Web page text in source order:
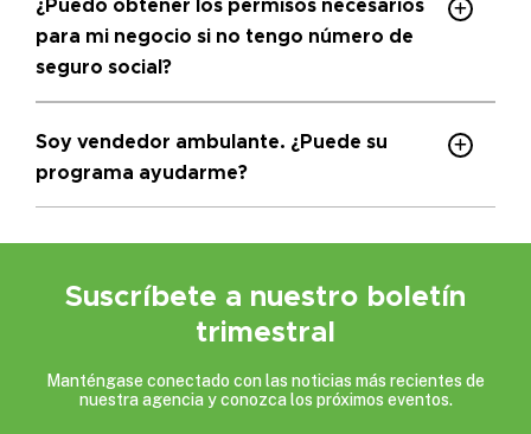
¿Puedo obtener los permisos necesarios
para mi negocio si no tengo número de
seguro social?
Soy vendedor ambulante. ¿Puede su
programa ayudarme?
Suscríbete a nuestro boletín
trimestral
Manténgase conectado con las noticias más recientes de
nuestra agencia y conozca los próximos eventos.